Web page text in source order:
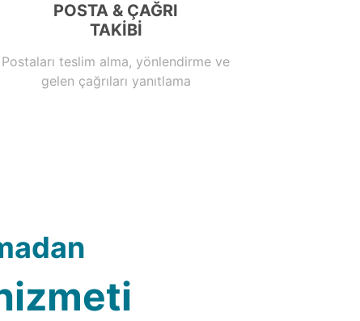
POSTA & ÇAĞRI
TAKİBİ
Postaları teslim alma, yönlendirme ve
gelen çağrıları yanıtlama